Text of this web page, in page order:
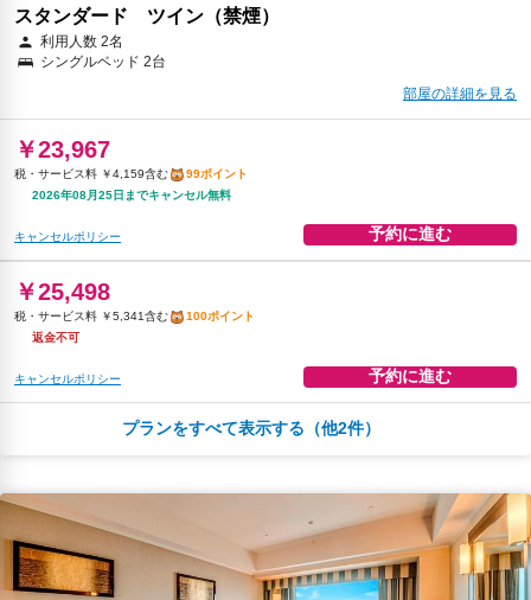
スタンダード ツイン（禁煙）
利用人数 2名
シングルベッド 2台
部屋の詳細を見る
￥23,967
税・サービス料 ￥4,159含む
99ポイント
2026年08月25日までキャンセル無料
キャンセルポリシー 予約に進む
￥25,498
税・サービス料 ￥5,341含む
100ポイント
返金不可
キャンセルポリシー 予約に進む
税・サービス料 ￥4,773含む
113ポイント
2026年08月25日までキャンセル無料
キャンセルポリシー 予約に進む
プランをすべて表示する（他2件）